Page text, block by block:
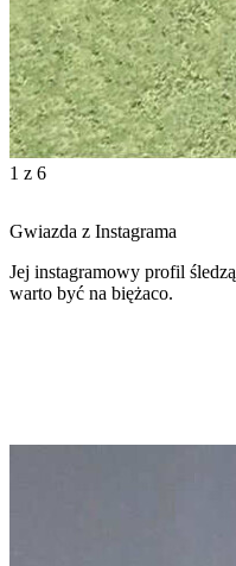
1 z 6
Gwiazda z Instagrama
Jej instagramowy profil
warto być na biężaco.